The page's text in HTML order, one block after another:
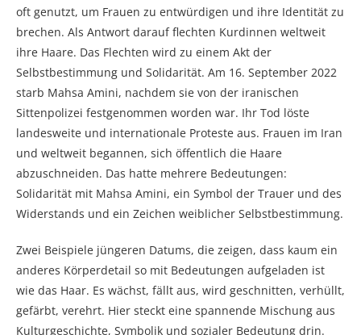
oft genutzt, um Frauen zu entwürdigen und ihre Identität zu
brechen. Als Antwort darauf flechten Kurdinnen weltweit
ihre Haare. Das Flechten wird zu einem Akt der
Selbstbestimmung und Solidarität. Am 16. September 2022
starb Mahsa Amini, nachdem sie von der iranischen
Sittenpolizei festgenommen worden war. Ihr Tod löste
landesweite und internationale Proteste aus. Frauen im Iran
und weltweit begannen, sich öffentlich die Haare
abzuschneiden. Das hatte mehrere Bedeutungen:
Solidarität mit Mahsa Amini, ein Symbol der Trauer und des
Widerstands und ein Zeichen weiblicher Selbstbestimmung.
Zwei Beispiele jüngeren Datums, die zeigen, dass kaum ein
anderes Körperdetail so mit Bedeutungen aufgeladen ist
wie das Haar. Es wächst, fällt aus, wird geschnitten, verhüllt,
gefärbt, verehrt. Hier steckt eine spannende Mischung aus
Kulturgeschichte, Symbolik und sozialer Bedeutung drin.